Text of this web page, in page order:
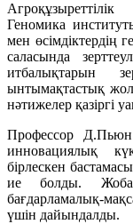
Геномика
мен өсімдіктердің
саласында
итбалықтарын
ынтымақтастық
нәтижелер қазіргі
Профессор Д.Пьюн
инновациялық
бірлескен
ие болды.
бағдарламалық-
үшін дайындалды.